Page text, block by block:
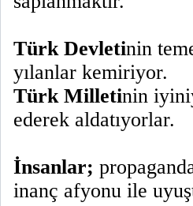
Türk Devletinin
yılanlar kemiriyor.
Türk Milletinin
ederek aldatıyorlar.
İnsanlar;
inanç afyonu ile